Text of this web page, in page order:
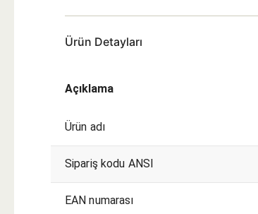
Ürün Detayları
Açıklama
Ürün adı
Sipariş kodu ANSI
EAN numarası